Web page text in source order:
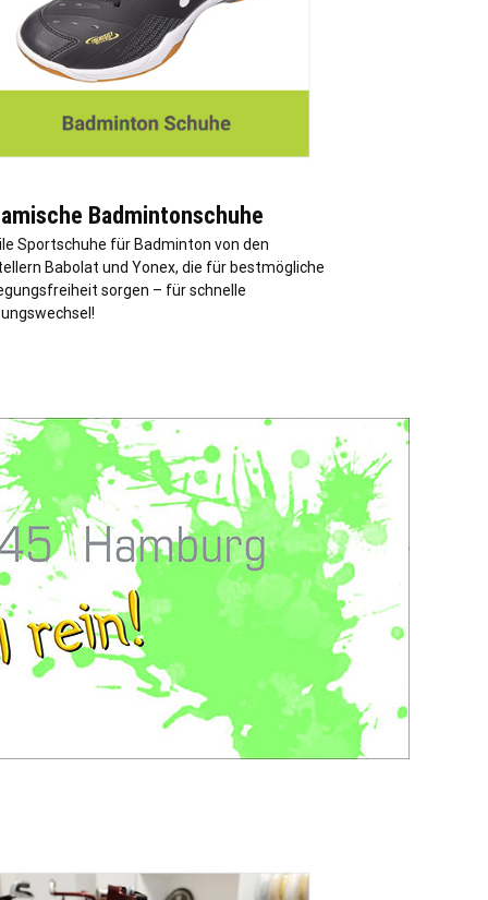
Badmintonschuhe
Sportschuhe für Badminton von den
Babolat und Yonex, die für bestmögliche
sorgen – für schnelle